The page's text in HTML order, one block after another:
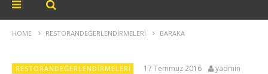
HOME RESTORANDEĞERLENDIRMELERI BARAKA
RESTORANDEĞERLENDIRMELERI 17 Temmuz 2016 yadmin